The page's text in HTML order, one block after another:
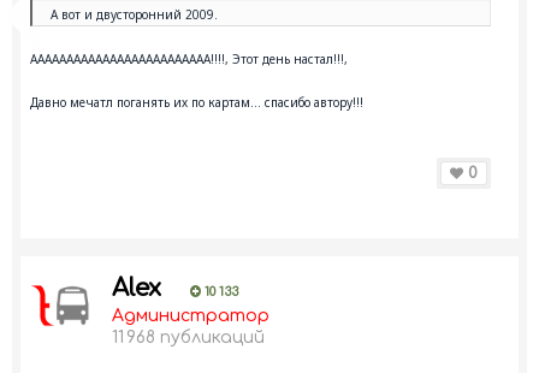
А вот и двусторонний 2009.
ААААААААААААААААААААААААА!!!!, Этот день настал!!!,
Давно мечатл поганять их по картам... спасибо автору!!!
0
Alex 10 133
Администратор
11 968 публикаций